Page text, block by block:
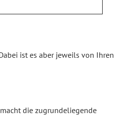
ist es aber jeweils von Ihren
die zugrundeliegende